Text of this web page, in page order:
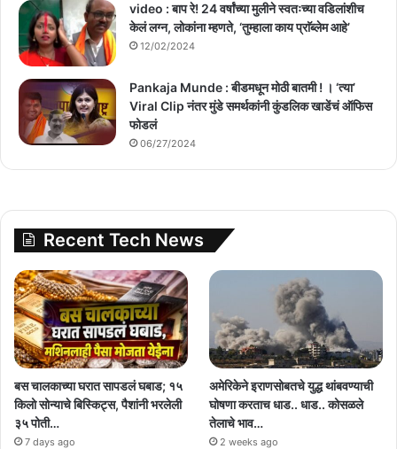
video : बाप रे! 24 वर्षांच्या मुलीने स्वतःच्या वडिलांशीच
केलं लग्न, लोकांना म्हणते, ‘तुम्हाला काय प्राॅब्लेम आहे’
12/02/2024
Pankaja Munde : बीडमधून मोठी बातमी ! । ‘त्या’
Viral Clip नंतर मुंडे समर्थकांनी कुंडलिक खाडेंचं ऑफिस
फोडलं
06/27/2024
Recent Tech News
बस चालकाच्या घरात सापडलं घबाड; १५
किलो सोन्याचे बिस्किट्स, पैशांनी भरलेली
३५ पोती…
7 days ago
अमेरिकेने इराणसोबतचे युद्ध थांबवण्याची
घोषणा करताच धाड.. धाड.. कोसळले
तेलाचे भाव…
2 weeks ago